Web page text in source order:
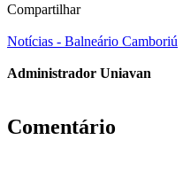
Compartilhar
Notícias - Balneário Camboriú
Administrador Uniavan
Comentário